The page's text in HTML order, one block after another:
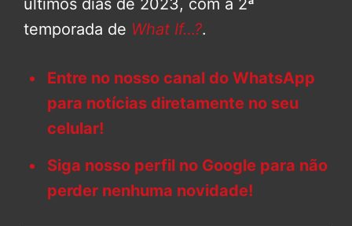
temporada de What If…?.
Entre no nosso canal do WhatsApp
para notícias diretamente no seu
celular!
Siga nosso perfil no Google para não
perder nenhuma novidade!